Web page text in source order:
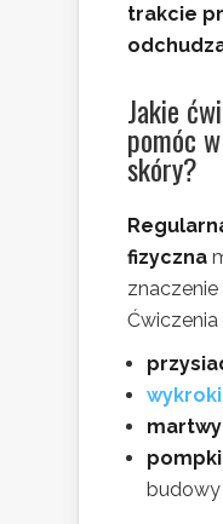
trakcie
Jakie
pomóc
skóry?
fizyczna
znaczenie
Ćwiczenia
wykroki,
pompki
budowy